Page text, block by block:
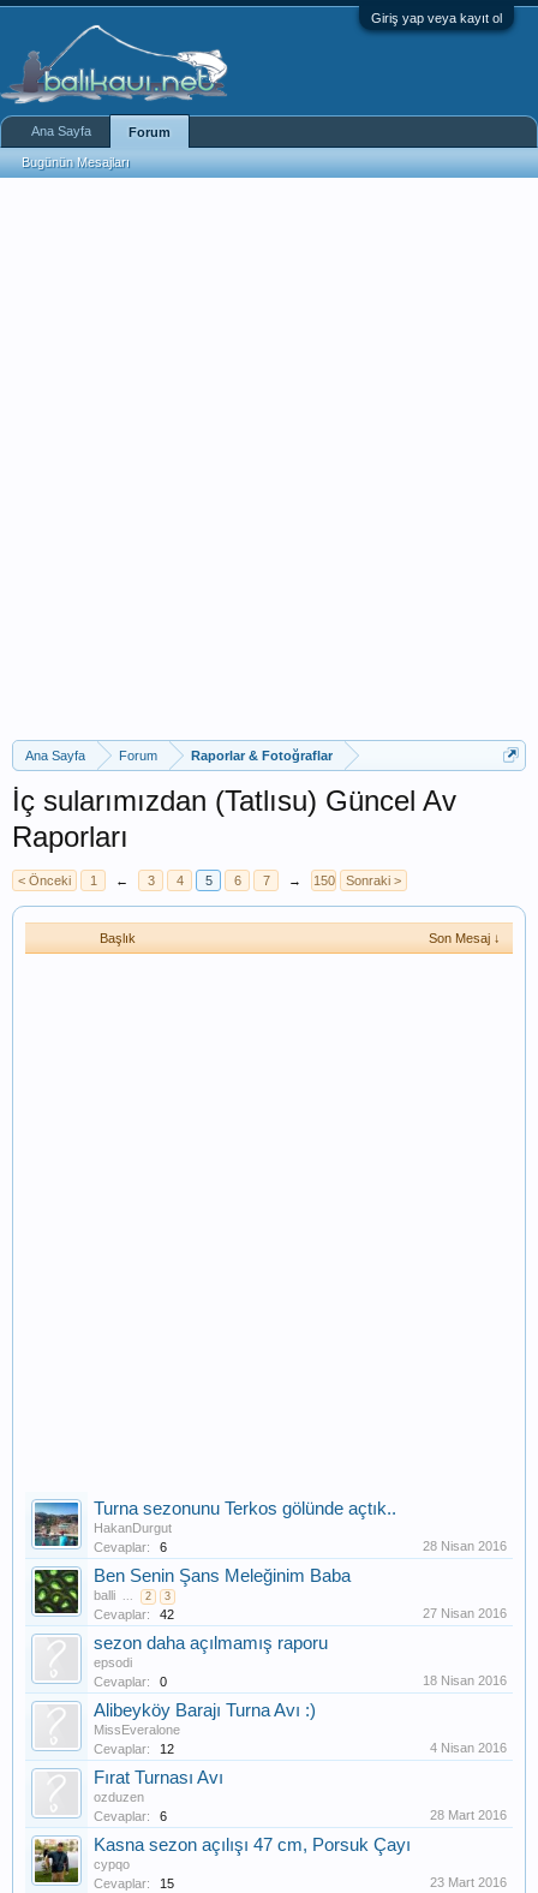
Giriş yap veya kayıt ol
Ana Sayfa Forum Raporlar & Fotoğraflar
İç sularımızdan (Tatlısu) Güncel Av
Raporları
< Önceki 1 ← 3 4 5 6 7 → 150 Sonraki >
Başlık Son Mesaj ↓
Turna sezonunu Terkos gölünde açtık..
HakanDurgut
Cevaplar:
6 28 Nisan 2016
Ben Senin Şans Meleğinim Baba
balli ... 2 3
Cevaplar: 42 27 Nisan 2016
sezon daha açılmamış raporu
epsodi
Cevaplar:
0 18 Nisan 2016
Alibeyköy Barajı Turna Avı :)
MissEveralone
Cevaplar:
12 4 Nisan 2016
Fırat Turnası Avı
ozduzen
Cevaplar:
6 28 Mart 2016
Kasna sezon açılışı 47 cm, Porsuk Çayı
cypqo
Cevaplar:
15 23 Mart 2016
Ana Sayfa Forum
Bugünün Mesajları